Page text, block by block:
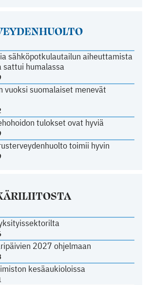
sähköpotkulautailun aiheuttamista
sattui humalassa
vuoksi suomalaiset menevät
tulokset ovat hyviä
toimii hyvin
2027 ohjelmaan
kesäaukioloissa